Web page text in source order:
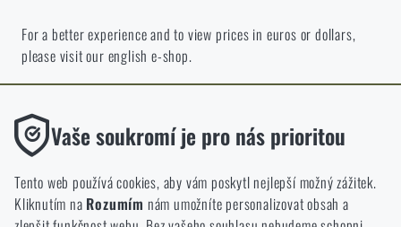
Ve vámi vybraném jazyce stránka neexistuje. Můžete tedy zůstat
zde, nebo přejít na hlavní stránku cílového jazyka. Jakou možnost
si vyberete?
ZŮSTANU TADY
PŘEJÍT DO KOŠÍKU
ODEJÍT
ROZUMÍM, POKRAČOVAT
For a better experience and to view prices in euros or dollars,
please visit our english e-shop.
I WILL STAY HERE
GO TO RIGAD.COM
Vaše soukromí je pro nás prioritou
Tento web používá cookies, aby vám poskytl nejlepší možný zážitek.
Kliknutím na Rozumím nám umožníte personalizovat obsah a
Funkční
Bez nich by náš web vůbec nefungoval. U těchto cookies není
možné zakázat jejich ukládání.
Analytické